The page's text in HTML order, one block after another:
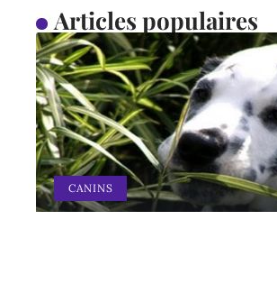
Articles populaires
CANINS
Pourquoi mon chien